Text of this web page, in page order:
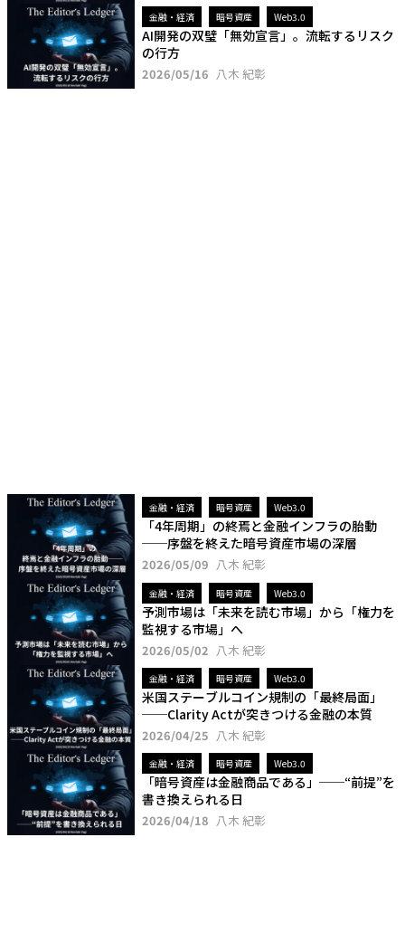
金融・経済 暗号資産 Web3.0
AI開発の双璧「無効宣言」。流転するリスク
の行方
2026/05/16 八木 紀彰
金融・経済 暗号資産 Web3.0
「4年周期」の終焉と金融インフラの胎動
──序盤を終えた暗号資産市場の深層
2026/05/09 八木 紀彰
金融・経済 暗号資産 Web3.0
予測市場は「未来を読む市場」から「権力を
監視する市場」へ
2026/05/02 八木 紀彰
金融・経済 暗号資産 Web3.0
米国ステーブルコイン規制の「最終局面」
──Clarity Actが突きつける金融の本質
2026/04/25 八木 紀彰
金融・経済 暗号資産 Web3.0
「暗号資産は金融商品である」──“前提”を
書き換えられる日
2026/04/18 八木 紀彰